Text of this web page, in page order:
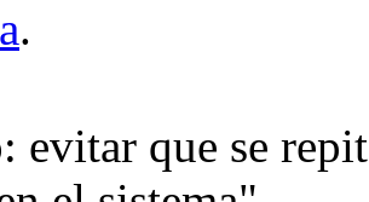
.
evitar que se